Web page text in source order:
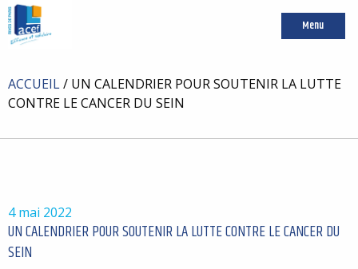
Menu
ACCUEIL/ UN CALENDRIER POUR SOUTENIR LA LUTTE
CONTRE LE CANCER DU SEIN
4 mai 2022
UN CALENDRIER POUR SOUTENIR LA LUTTE CONTRE LE CANCER DU
SEIN